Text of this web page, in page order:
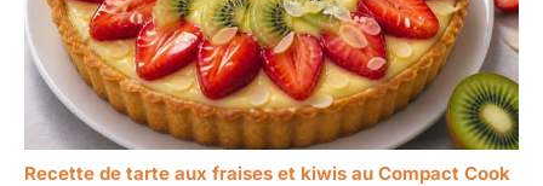
Recette de tarte aux fraises et kiwis au Compact Cook